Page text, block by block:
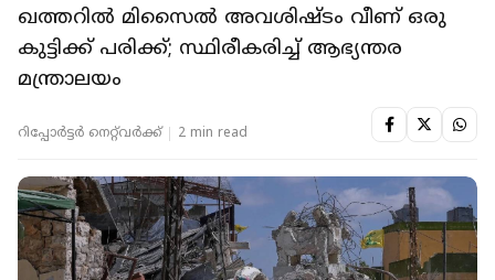
ഖത്തറിൽ മിസൈൽ അവശിഷ്ടം വീണ് ഒരു
കുട്ടിക്ക് പരിക്ക്; സ്ഥിരീകരിച്ച് ആഭ്യന്തര
മന്ത്രാലയം
റിപ്പോർട്ടർ നെറ്റ്‌വര്‍ക്ക്‌ 2 min read